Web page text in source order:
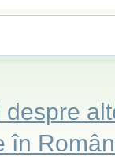
în